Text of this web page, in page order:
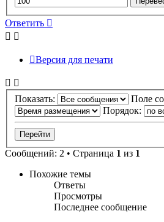
Ответить
Версия для печати
Показать:
Поле
Порядок:
Сообщений: 2 • Страница 1 из 1
Похожие темы
Ответы
Просмотры
Последнее сообщение